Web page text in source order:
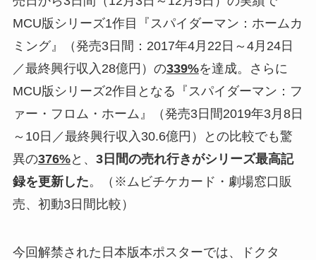
MCU版シリーズ1作目『スパイダーマン：ホームカ
ミング』（発売3日間：2017年4月22日～4月24日
／最終興行収入28億円）の339%を達成。さらに
MCU版シリーズ2作目となる『スパイダーマン：フ
ァー・フロム・ホーム』（発売3日間2019年3月8日
～10日／最終興行収入30.6億円）との比較でも驚
異の376%と、 3日間の売れ行きがシリーズ最高記
録を更新した。（※ムビチケカード・劇場窓口販
売、初動3日間比較）
今回解禁された日本版本ポスターでは、ドクタ